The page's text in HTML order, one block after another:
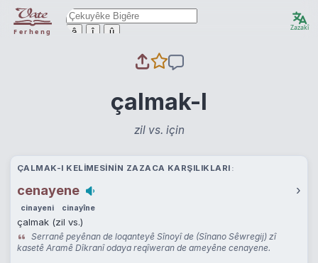
Ferheng ê î û Zazakî
çalmak-I
zil vs. için
ÇALMAK-I KELIMESININ ZAZACA KARŞILIKLARI
cenayene ›
cinayeni cinayîne
çalmak (zil vs.)
Serranê peyênan de loqanteyê Sînoyî de (Sînano Sêwregij) zî
kasetê Aramê Dîkranî odaya reqîweran de ameyêne cenayene.